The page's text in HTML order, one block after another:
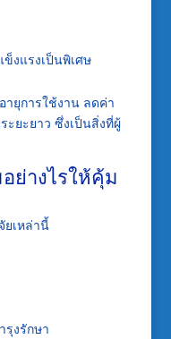
งแรงเป็นพิเศษ
ายุการใช้งาน ลดค่า
ยะยาว ซึ่งเป็นสิ่งที่ผู้
ย่างไรให้คุ้ม
เหล่านี้
รุงรักษา